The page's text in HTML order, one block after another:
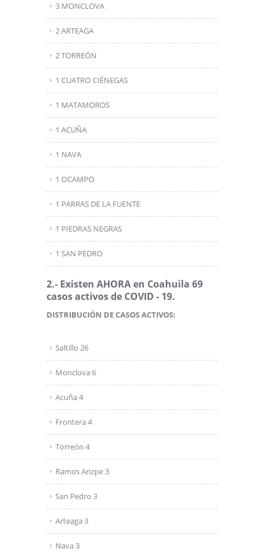
3 MONCLOVA
2 ARTEAGA
2 TORREÓN
1 CUATRO CIÉNEGAS
1 MATAMOROS
1 ACUÑA
1 NAVA
1 OCAMPO
1 PARRAS DE LA FUENTE
1 PIEDRAS NEGRAS
1 SAN PEDRO
2.- Existen AHORA en Coahuila 69
casos activos de COVID - 19.
DISTRIBUCIÓN DE CASOS ACTIVOS:
Saltillo 26
Monclova 6
Acuña 4
Frontera 4
Torreón 4
Ramos Arizpe 3
San Pedro 3
Arteaga 3
Nava 3